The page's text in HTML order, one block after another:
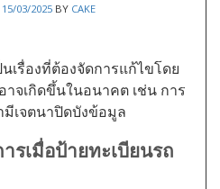
15/03/2025 BY CAKE
เรื่องที่ต้องจัดการแก้ไขโดย
าจเกิดขึ้นในอนาคต เช่น การ
เจตนาปิดบังข้อมูล
รเมื่อป้ายทะเบียนรถ